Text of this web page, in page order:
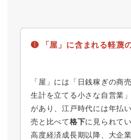
❶ 「屋」に含まれる軽蔑
「屋」には「日銭稼ぎの商
生計を立てる小さな自営業
があり、江戸時代には年払
売と比べて格下に見られて
高度経済成長期以降、大企